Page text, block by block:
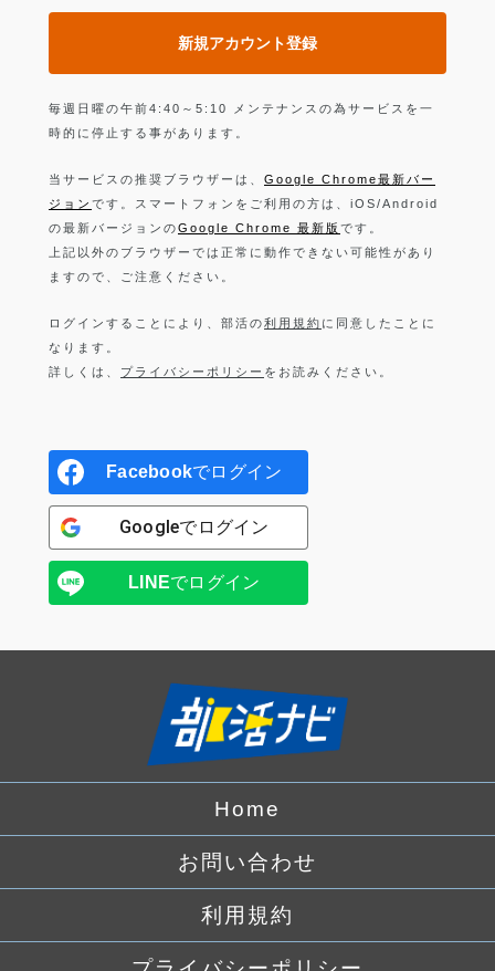
新規アカウント登録
毎週日曜の午前4:40～5:10 メンテナンスの為サービスを一
時的に停止する事があります。
当サービスの推奨ブラウザーは、 Google Chrome最新バー
ジョン です。スマートフォンをご利用の方は、iOS/Android
の最新バージョンのGoogle Chrome 最新版 です。
上記以外のブラウザーでは正常に動作できない可能性があり
ますので、ご注意ください。
ログインすることにより、部活の利用規約 に同意したことに
なります。
詳しくは、 プライバシーポリシー をお読みください。
Facebookでログイン
Googleでログイン
LINEでログイン
Home
お問い合わせ
利用規約